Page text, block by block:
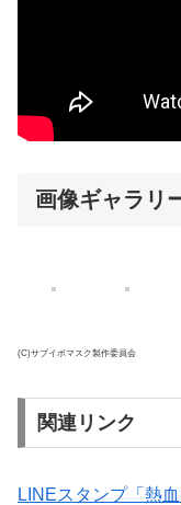
画像ギャラリ
(C)サブイボマスク製作委員会
関連リンク
LINEスタンプ「熱